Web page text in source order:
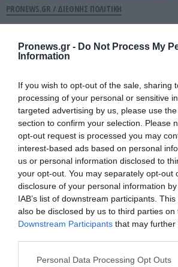
Pronews.gr - Do Not Process My
Information
If you wish to opt-out of the sale, sharing
processing of your personal or sensitive
targeted advertising by us, please use
section to confirm your selection. Please
opt-out request is processed you may
interest-based ads based on personal
us or personal information disclosed to
your opt-out. You may separately opt-out
disclosure of your personal information
IAB’s list of downstream participants.
also be disclosed by us to third parties on
Downstream Participants that may
Please note that this website/app uses
Personal Data Processing Opt Outs
PRONEWS.GR / ΔΙΕΘΝΗΣ ΠΟΛΙΤΙΚΗ
Μ.Ζαχάροβα: «Τα δισ. της
μπορούσαν να είχαν
ευρωπαϊκό Ντουμπάι στην
06.08.2026 | 13:36
PRONEWS.GR /ΔΙΕΘΝΗΣ ΠΟΛΙΤΙΚΗ